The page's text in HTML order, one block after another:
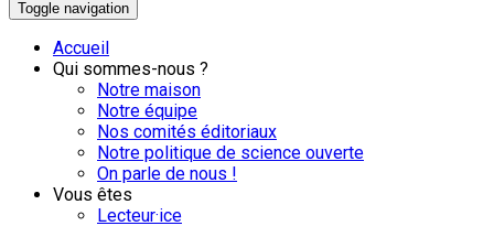
Toggle navigation
Accueil
Qui sommes-nous ?
Notre maison
Notre équipe
Nos comités éditoriaux
Notre politique de science ouverte
On parle de nous !
Vous êtes
Lecteur·ice